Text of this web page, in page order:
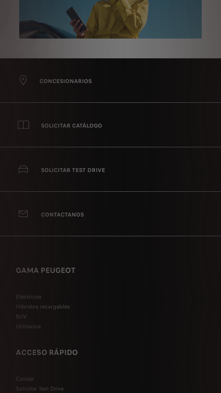
CONCESIONARIOS
SOLICITAR CATÁLOGO
SOLICITAR TEST DRIVE
CONTACTANOS
GAMA PEUGEOT
Eléctricos
Híbridos recargables
SUV
Utilitarios
ACCESO RÁPIDO
Cotizar
Solicitar Test Drive